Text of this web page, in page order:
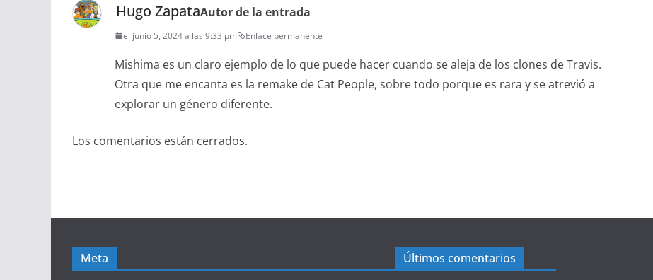
Hugo ZapataAutor de la entrada
el junio 5, 2024 a las 9:33 pm Enlace permanente
Mishima es un claro ejemplo de lo que puede hacer cuando se aleja de los clones de Travis.
Otra que me encanta es la remake de Cat People, sobre todo porque es rara y se atrevió a
explorar un género diferente.
Los comentarios están cerrados.
Meta Últimos comentarios